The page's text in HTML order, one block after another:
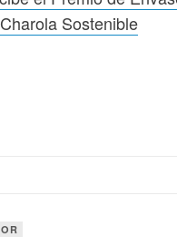
Sostenible